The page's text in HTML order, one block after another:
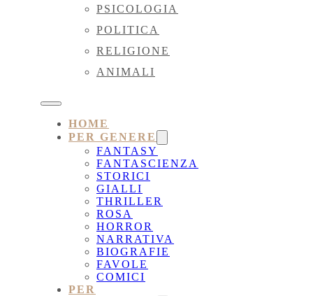
PSICOLOGIA
POLITICA
RELIGIONE
ANIMALI
HOME
PER GENERE
FANTASY
FANTASCIENZA
STORICI
GIALLI
THRILLER
ROSA
HORROR
NARRATIVA
BIOGRAFIE
FAVOLE
COMICI
PER